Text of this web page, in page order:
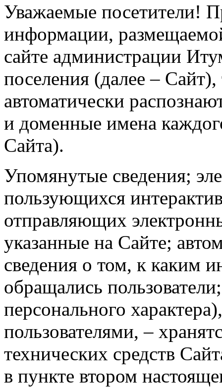
Уважаемые посетители!
информации,
сайте администрации
поселения (далее – Сайт),
автоматически
и доменные имена
Сайта).
Упомянутые сведения;
пользующихся
отправляющих
указанные на Сайте;
сведения о том, к каким
обращались
персонального
пользователями, –
технических средств
в пункте втором